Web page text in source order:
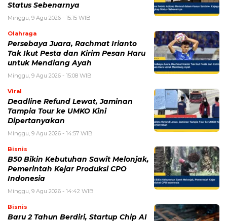
Minggu, 9 Agu 2026 - 15:08 WIB
Viral
Deadline Refund Lewat, Jaminan
Tampia Tour ke UMKO Kini
Dipertanyakan
Minggu, 9 Agu 2026 - 14:57 WIB
Bisnis
B50 Bikin Kebutuhan Sawit Melonjak,
Pemerintah Kejar Produksi CPO
Indonesia
Minggu, 9 Agu 2026 - 14:42 WIB
Bisnis
Baru 2 Tahun Berdiri, Startup Chip AI
OLIX Kini Bernilai Rp60 Triliun
Minggu, 9 Agu 2026 - 14:14 WIB
POPULER